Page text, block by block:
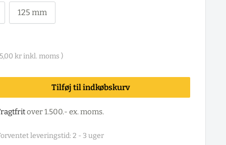
125 mm
krinkl. moms )
Tilføj til indkøbskurv
over 1.500.- ex. moms.
leveringstid: 2 - 3 uger